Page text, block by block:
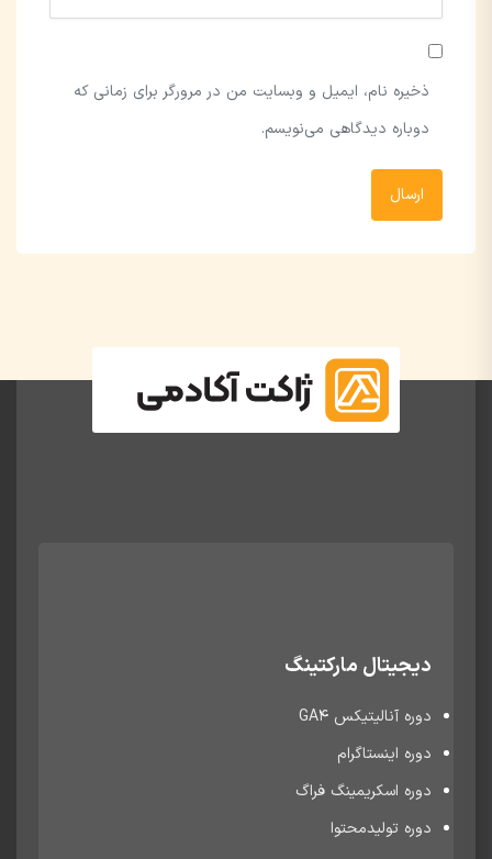
ذخیره نام، ایمیل و وبسایت من در مرورگر برای زمانی که
دوباره دیدگاهی می‌نویسم.
دیجیتال مارکتینگ
دوره آنالیتیکس GA4
دوره اینستاگرام
دوره اسکریمینگ فراگ
دوره تولیدمحتوا